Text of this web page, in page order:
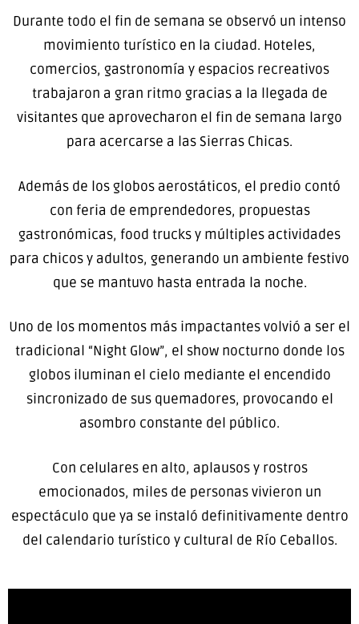
Durante todo el fin de semana se observó un intenso
movimiento turístico en la ciudad. Hoteles,
comercios, gastronomía y espacios recreativos
trabajaron a gran ritmo gracias a la llegada de
visitantes que aprovecharon el fin de semana largo
para acercarse a las Sierras Chicas.
Además de los globos aerostáticos, el predio contó
con feria de emprendedores, propuestas
gastronómicas, food trucks y múltiples actividades
para chicos y adultos, generando un ambiente festivo
que se mantuvo hasta entrada la noche.
Uno de los momentos más impactantes volvió a ser el
tradicional “Night Glow”, el show nocturno donde los
globos iluminan el cielo mediante el encendido
sincronizado de sus quemadores, provocando el
asombro constante del público.
Con celulares en alto, aplausos y rostros
emocionados, miles de personas vivieron un
espectáculo que ya se instaló definitivamente dentro
del calendario turístico y cultural de Río Ceballos.